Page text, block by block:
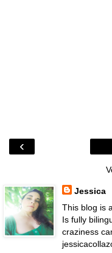
‹
Jessica
This blog is
Is fully
craziness